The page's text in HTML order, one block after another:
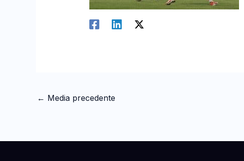
← Media precedente